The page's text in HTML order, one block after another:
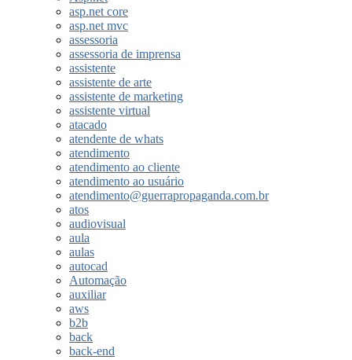
asp.net core
asp.net mvc
assessoria
assessoria de imprensa
assistente
assistente de arte
assistente de marketing
assistente virtual
atacado
atendente de whats
atendimento
atendimento ao cliente
atendimento ao usuário
atendimento@guerrapropaganda.com.br
atos
audiovisual
aula
aulas
autocad
Automação
auxiliar
aws
b2b
back
back-end